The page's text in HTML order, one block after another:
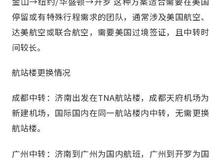
停留或有特殊行程需求的团队，通常涉及美国航空、
达美航空或联合航空，需要美国过境签证，且中转时
间较长。
航站楼更换情况
成都中转：济南出发在TNA航站楼，成都天府机场为
新建机场，国际国内在同一航站楼内中转，无需更换
航站楼。
广州中转：济南到广州为国内航班，广州到开罗为国